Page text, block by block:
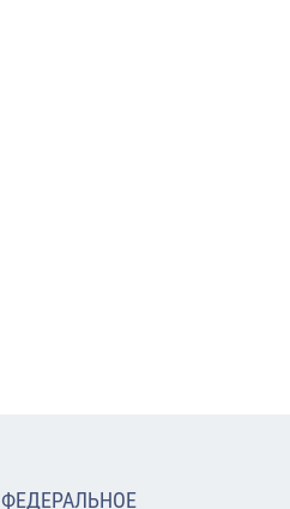
ФЕДЕРАЛЬНОЕ